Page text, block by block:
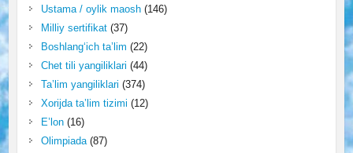
Ustama / oylik maosh(146)
Milliy sertifikat(37)
Boshlang‘ich ta’lim (22)
Chet tili yangiliklari (44)
Ta’lim yangiliklari (374)
Xorijda ta’lim tizimi (12)
E’lon(16)
Olimpiada(87)